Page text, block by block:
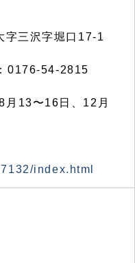
三沢字堀口17-1
0176-54-2815
月13〜16日、12月
index.html